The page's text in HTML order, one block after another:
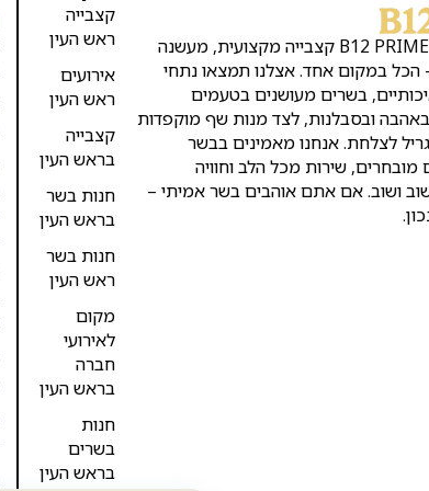
ברוכים הבאים ל־B12 PRIME קצבייה מקצועית, מעשנה
במקום אחד. אצלנו תמצאו נתחי
בשרים מעושנים בטעמים
ובסבלנות, לצד מנות שף מוקפדות
לצלחת. אנחנו מאמינים בבשר
מובחרים, שירות מכל הלב וחוויה
ושוב. אם אתם אוהבים בשר אמיתי –
קצבייה
ראש העין
אירועים
ראש העין
קצבייה
בראש העין
חנות בשר
בראש העין
חנות בשר
ראש העין
מקום
לאירועי
חברה
בראש העין
חנות
בשרים
בראש העין